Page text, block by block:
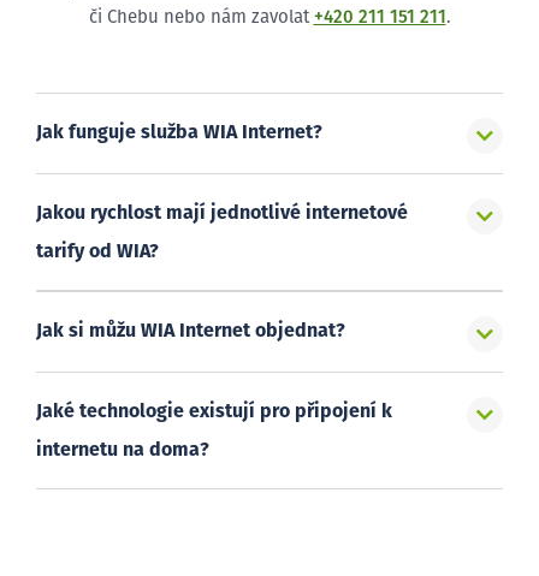
či Chebu nebo nám zavolat +420 211 151 211 .
Jak funguje služba WIA Internet?
Jakou rychlost mají jednotlivé internetové
tarify od WIA?
Jak si můžu WIA Internet objednat?
Jaké technologie existují pro připojení k
internetu na doma?